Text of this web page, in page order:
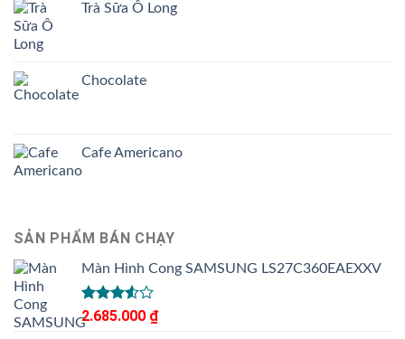
Trà Sữa Ô Long
Chocolate
Cafe Americano
SẢN PHẨM BÁN CHẠY
Màn Hình Cong SAMSUNG LS27C360EAEXXV
Được
xếp
2.685.000 ₫